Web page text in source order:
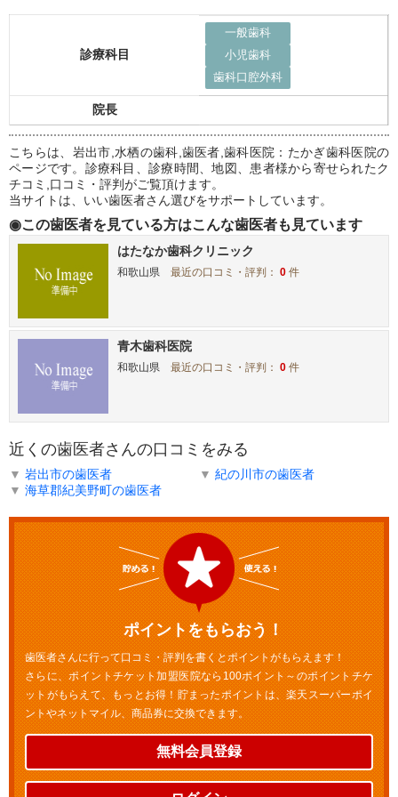
診療科目
一般歯科
小児歯科
歯科口腔外科
院長
こちらは、岩出市,水栖の歯科,歯医者,歯科医院：たかぎ歯科医院の
ページです。診療科目、診療時間、地図、患者様から寄せられたク
チコミ,口コミ・評判がご覧頂けます。
当サイトは、いい歯医者さん選びをサポートしています。
◉この歯医者を見ている方はこんな歯医者も見ています
はたなか歯科クリニック
和歌山県 最近の口コミ・評判：0 件
青木歯科医院
和歌山県 最近の口コミ・評判：0 件
近くの歯医者さんの口コミをみる
▼ 岩出市の歯医者 ▼ 紀の川市の歯医者
▼ 海草郡紀美野町の歯医者
ポイントをもらおう！
歯医者さんに行って口コミ・評判を書くとポイントがもらえます！
さらに、ポイントチケット加盟医院なら100ポイント～のポイントチケ
ットがもらえて、もっとお得！貯まったポイントは、楽天スーパーポイ
ントやネットマイル、商品券に交換できます。
無料会員登録